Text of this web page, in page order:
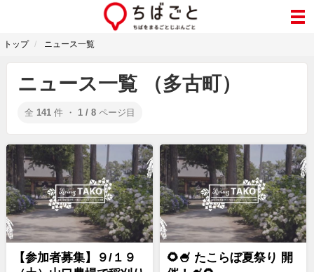
トップ ニュース一覧
ニュース一覧 （多古町）
全 141 件 ・ 1 / 8 ページ目
【参加者募集】９/１９
🌻🍧 たこらぼ夏祭り 開